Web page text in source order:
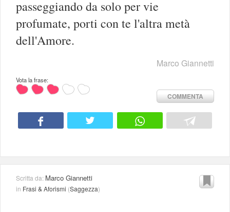
passeggiando da solo per vie
profumate, porti con te l'altra metà
dell'Amore.
Marco Giannetti
Vota la frase:
COMMENTA
Scritta da: Marco Giannetti
in Frasi & Aforismi (Saggezza)